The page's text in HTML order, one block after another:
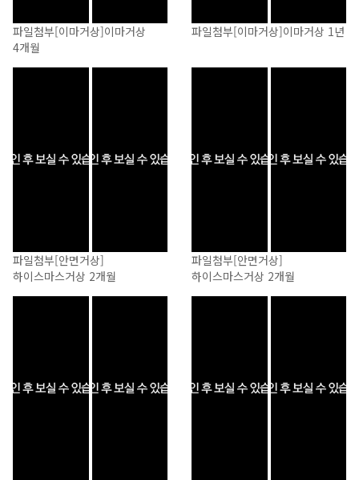
파일첨부[이마거상]이마거상
4개월
파일첨부[이마거상]이마거상 1년
파일첨부[안면거상]
하이스마스거상 2개월
파일첨부[안면거상]
하이스마스거상 2개월